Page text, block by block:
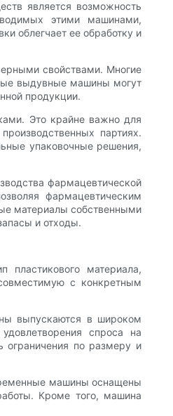
является возможность
этими машинами,
облегчает ее обработку и
свойствами. Многие
выдувные машины могут
продукции.
Это крайне важно для
партиях.
упаковочные решения,
фармацевтической
фармацевтическим
материалы собственными
и отходы.
материала,
с конкретным
выпускаются в широком
спроса на
ограничения по размеру и
машины оснащены
Кроме того, машина